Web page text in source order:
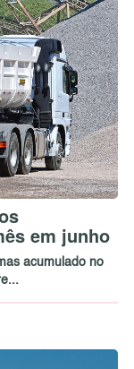
em junho
acumulado no